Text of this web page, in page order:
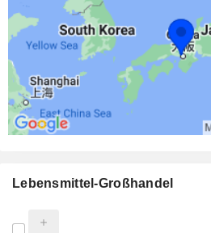
LIFE CORPORATION
Lebensmittel-Großhandel